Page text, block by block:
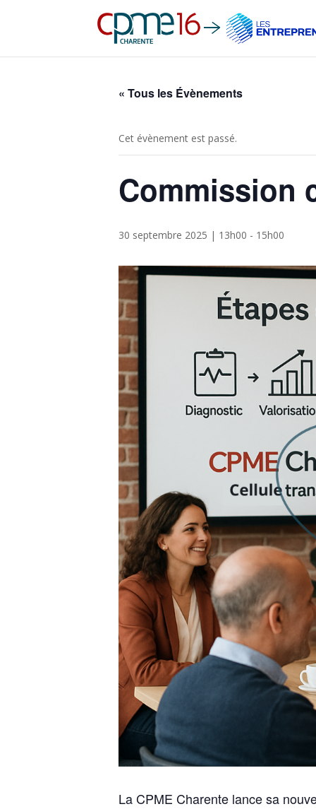
« Tous les Évènements
Cet évènement est passé.
Commission
30 septembre 2025 | 13h00 - 15h00
La CPME Charente lance sa